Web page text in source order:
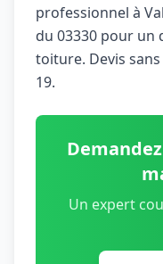
professionnel à
du 03330 pour
toiture. Devis
19.
Un expert